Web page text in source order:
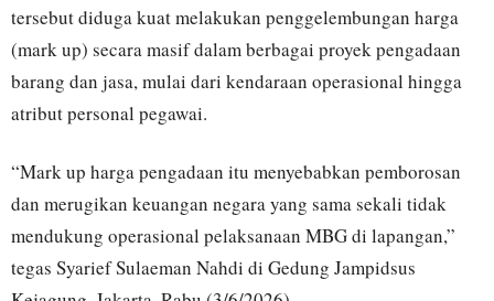
tersebut diduga kuat melakukan penggelembungan harga
(mark up) secara masif dalam berbagai proyek pengadaan
barang dan jasa, mulai dari kendaraan operasional hingga
atribut personal pegawai.
“Mark up harga pengadaan itu menyebabkan pemborosan
dan merugikan keuangan negara yang sama sekali tidak
mendukung operasional pelaksanaan MBG di lapangan,”
tegas Syarief Sulaeman Nahdi di Gedung Jampidsus